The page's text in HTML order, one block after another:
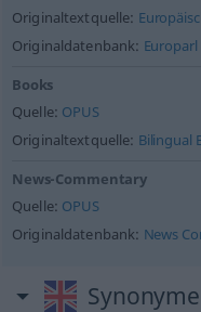
Originaltextquelle:
Originaldatenbank: Europarl
Books
Quelle: OPUS
Originaltextquelle: Bilingual
News-Commentary
Quelle: OPUS
Originaldatenbank: News